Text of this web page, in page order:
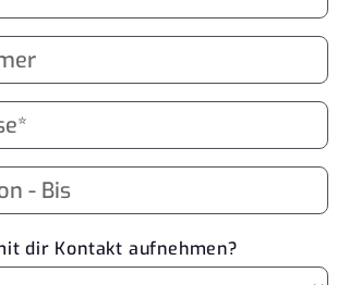
dir Kontakt aufnehmen?